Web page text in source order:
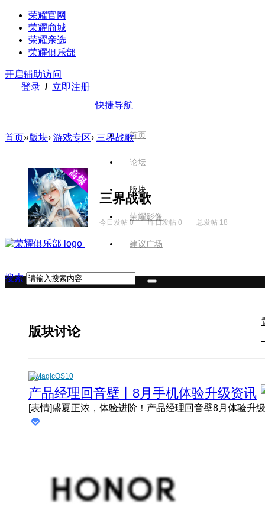
荣耀官网
荣耀商城
荣耀亲选
荣耀俱乐部
开启辅助访问
登录 / 立即注册
快捷导航
首页
论坛
版块
荣耀影像
建议广场
搜索
首页»版块› 游戏专区› 三界战歌
三界战歌
今日发帖 0 昨日发帖 0 总发帖 18
版块讨论
MagicOS10
产品经理回音壁丨8月手机体验升级资讯